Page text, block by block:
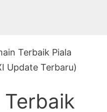
Terbaik Piala
Update Terbaru)
Terbaik